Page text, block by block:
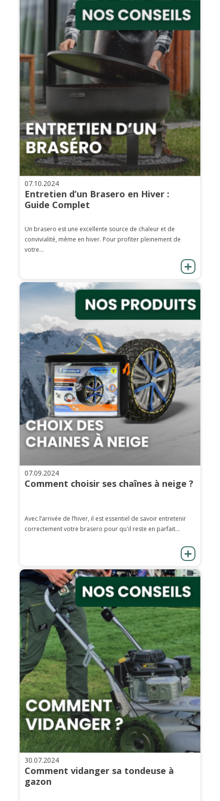
07.10.2024
Entretien d’un Brasero en Hiver :
Guide Complet
Un brasero est une excellente source de chaleur et de
convivialité, même en hiver. Pour profiter pleinement de
votre...
07.09.2024
Comment choisir ses chaînes à neige ?
Avec l’arrivée de l’hiver, il est essentiel de savoir entretenir
correctement votre brasero pour qu'il reste en parfait...
30.07.2024
Comment vidanger sa tondeuse à
gazon